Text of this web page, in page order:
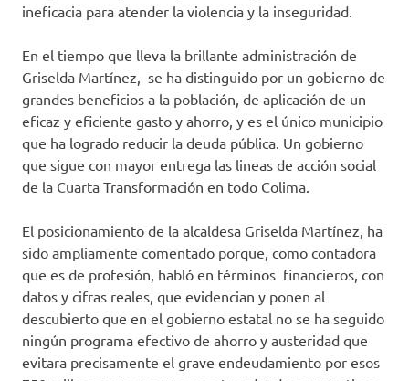
ineficacia para atender la violencia y la inseguridad.
En el tiempo que lleva la brillante administración de
Griselda Martínez, se ha distinguido por un gobierno de
grandes beneficios a la población, de aplicación de un
eficaz y eficiente gasto y ahorro, y es el único municipio
que ha logrado reducir la deuda pública. Un gobierno
que sigue con mayor entrega las lineas de acción social
de la Cuarta Transformación en todo Colima.
El posicionamiento de la alcaldesa Griselda Martínez, ha
sido ampliamente comentado porque, como contadora
que es de profesión, habló en términos financieros, con
datos y cifras reales, que evidencian y ponen al
descubierto que en el gobierno estatal no se ha seguido
ningún programa efectivo de ahorro y austeridad que
evitara precisamente el grave endeudamiento por esos